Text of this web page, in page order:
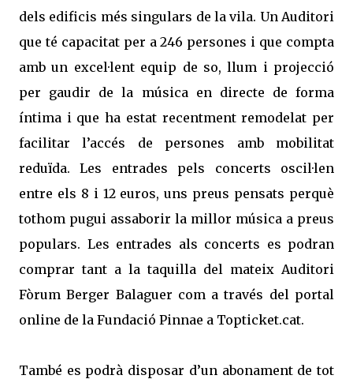
dels edificis més singulars de la vila. Un Auditori
que té capacitat per a 246 persones i que compta
amb un excel·lent equip de so, llum i projecció
per gaudir de la música en directe de forma
íntima i que ha estat recentment remodelat per
facilitar l’accés de persones amb mobilitat
reduïda. Les entrades pels concerts oscil·len
entre els 8 i 12 euros, uns preus pensats perquè
tothom pugui assaborir la millor música a preus
populars. Les entrades als concerts es podran
comprar tant a la taquilla del mateix Auditori
Fòrum Berger Balaguer com a través del portal
online de la Fundació Pinnae a Topticket.cat.
També es podrà disposar d’un abonament de tot